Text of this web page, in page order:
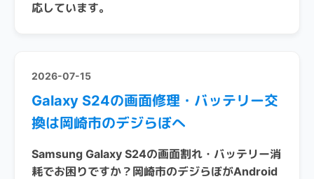
応しています。
2026-07-15
Galaxy S24の画面修理・バッテリー交
換は岡崎市のデジらぼへ
Samsung Galaxy S24の画面割れ・バッテリー消
耗でお困りですか？岡崎市のデジらぼがAndroid